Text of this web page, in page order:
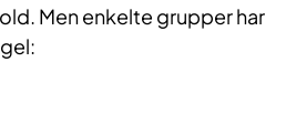
Men enkelte grupper har